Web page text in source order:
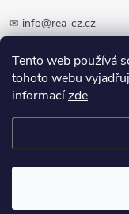
Tento web používá
tohoto webu
informacízde.
✉ info@rea-cz.cz
Copyright 2026